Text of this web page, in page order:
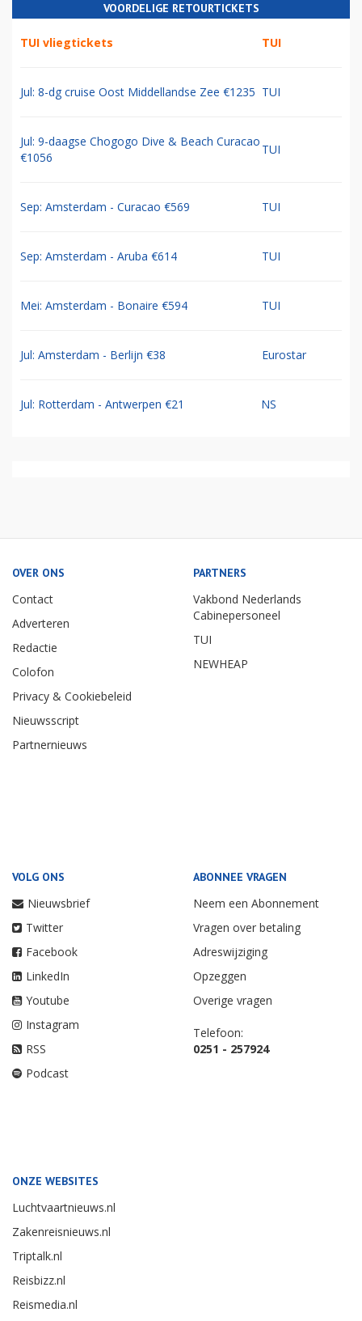
VOORDELIGE RETOURTICKETS
TUI vliegtickets TUI
Jul: 8-dg cruise Oost Middellandse Zee €1235 TUI
Jul: 9-daagse Chogogo Dive & Beach Curacao
€1056
TUI
Sep: Amsterdam - Curacao €569 TUI
Sep: Amsterdam - Aruba €614 TUI
Mei: Amsterdam - Bonaire €594 TUI
Jul: Amsterdam - Berlijn €38 Eurostar
Jul: Rotterdam - Antwerpen €21 NS
OVER ONS
Contact
Adverteren
Redactie
Colofon
Privacy & Cookiebeleid
Nieuwsscript
Partnernieuws
PARTNERS
Vakbond Nederlands
Cabinepersoneel
TUI
NEWHEAP
VOLG ONS
Nieuwsbrief
Twitter
Facebook
LinkedIn
Youtube
Instagram
RSS
Podcast
ABONNEE VRAGEN
Neem een Abonnement
Vragen over betaling
Adreswijziging
Opzeggen
Overige vragen
Telefoon:
0251 - 257924
ONZE WEBSITES
Luchtvaartnieuws.nl
Zakenreisnieuws.nl
Triptalk.nl
Reisbizz.nl
Reismedia.nl